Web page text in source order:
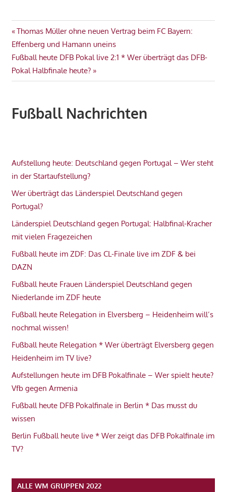
Beitragsnavigation
Vorheriger
Beitrag:
Thomas Müller ohne neuen Vertrag beim FC Bayern:
Effenberg und Hamann uneins
Nächster
Beitrag:
Fußball heute DFB Pokal live 2:1 * Wer überträgt das DFB-
Pokal Halbfinale heute?
Fußball Nachrichten
Aufstellung heute: Deutschland gegen Portugal – Wer steht
in der Startaufstellung?
Wer überträgt das Länderspiel Deutschland gegen
Portugal?
Länderspiel Deutschland gegen Portugal: Halbfinal-Kracher
mit vielen Fragezeichen
Fußball heute im ZDF: Das CL-Finale live im ZDF & bei
DAZN
Fußball heute Frauen Länderspiel Deutschland gegen
Niederlande im ZDF heute
Fußball heute Relegation in Elversberg – Heidenheim will’s
nochmal wissen!
Fußball heute Relegation * Wer überträgt Elversberg gegen
Heidenheim im TV live?
Aufstellungen heute im DFB Pokalfinale – Wer spielt heute?
Vfb gegen Armenia
Fußball heute DFB Pokalfinale in Berlin * Das musst du
wissen
Berlin Fußball heute live * Wer zeigt das DFB Pokalfinale im
TV?
ALLE WM GRUPPEN 2022